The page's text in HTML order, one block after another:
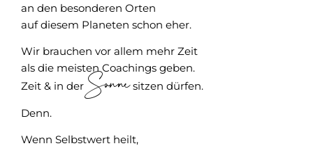
an den besonderen Orten
auf diesem Planeten schon eher.
Wir brauchen vor allem mehr Zeit
als die meisten Coachings geben.
Zeit & in der Sonnesitzen dürfen.
Denn.
Wenn Selbstwert heilt,